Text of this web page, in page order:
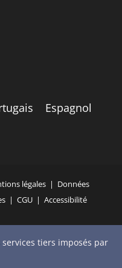
Espagnol
légales| Données
| CGU| Accessibilité
FacebookLinkedInEmail
tiers imposés par